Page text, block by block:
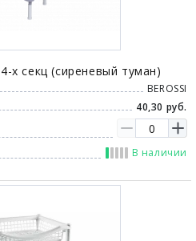
х секц (сиреневый туман)
BEROSSI
40,30 руб.
В наличии